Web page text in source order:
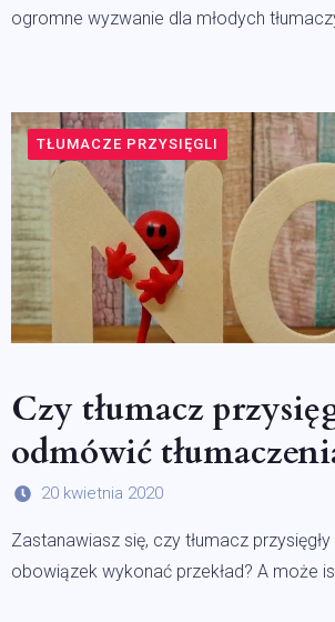
ogromne wyzwanie dla młodych
TŁUMACZE PRZYSIĘGLI
Czy tłumacz
odmówić
20 kwietnia 2020
Zastanawiasz się, czy tłumacz
obowiązek wykonać przekład? A może